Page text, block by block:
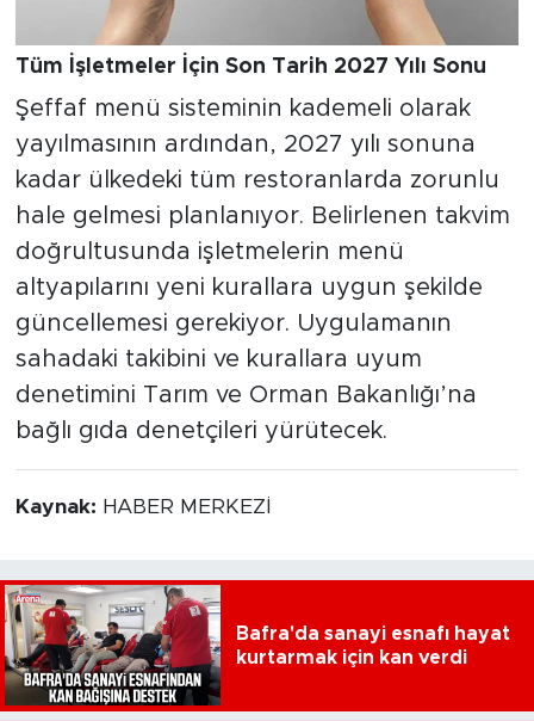
Tüm İşletmeler İçin Son Tarih 2027 Yılı Sonu
Şeffaf menü sisteminin kademeli olarak
yayılmasının ardından, 2027 yılı sonuna
kadar ülkedeki tüm restoranlarda zorunlu
hale gelmesi planlanıyor. Belirlenen takvim
doğrultusunda işletmelerin menü
altyapılarını yeni kurallara uygun şekilde
güncellemesi gerekiyor. Uygulamanın
sahadaki takibini ve kurallara uyum
denetimini Tarım ve Orman Bakanlığı’na
bağlı gıda denetçileri yürütecek.
Kaynak: HABER MERKEZİ
Bafra'da sanayi esnafı hayat
kurtarmak için kan verdi